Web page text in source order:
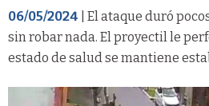
06/05/2024 | El ataque duró
sin robar nada. El proyectil le
estado de salud se mantiene